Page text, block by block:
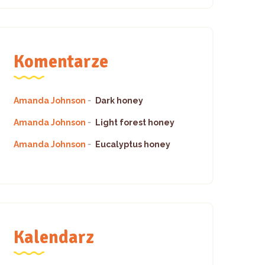
Komentarze
Amanda Johnson - Dark honey
Amanda Johnson - Light forest honey
Amanda Johnson - Eucalyptus honey
Kalendarz